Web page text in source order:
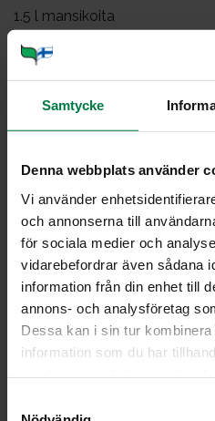
Samtycke
Denna webbplats använder
Vi använder
och annonserna till
för sociala medier och
vidarebefordrar även sådana
information från din enhet till
annons- och analysföretag
Dessa kan i sin tur
information som du har
1.5 l mansikoita
2dl vettä tai punaista
dl hyytelösokeria
Levitä taikina halkaisijaltaan
piirakkavuokaan, myös
asteisessa uunissa noin 10
Valmista täyte: Vatkaa
fariinisokeri keskenään.
vaniljasokerilla.
Levitä jäähtyneen
sitten mansikat kokonaisina
Valmista kiille: Kiehauta
liedeltä ja lisää